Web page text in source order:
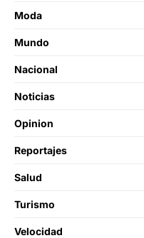
Moda
Mundo
Nacional
Noticias
Opinion
Reportajes
Salud
Turismo
Velocidad